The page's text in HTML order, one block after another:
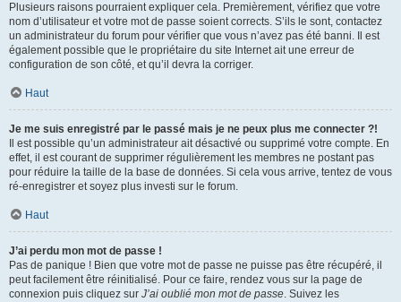
Plusieurs raisons pourraient expliquer cela. Premièrement, vérifiez que votre
nom d’utilisateur et votre mot de passe soient corrects. S’ils le sont, contactez
un administrateur du forum pour vérifier que vous n’avez pas été banni. Il est
également possible que le propriétaire du site Internet ait une erreur de
configuration de son côté, et qu’il devra la corriger.
Haut
Je me suis enregistré par le passé mais je ne peux plus me connecter ?!
Il est possible qu’un administrateur ait désactivé ou supprimé votre compte. En
effet, il est courant de supprimer régulièrement les membres ne postant pas
pour réduire la taille de la base de données. Si cela vous arrive, tentez de vous
ré-enregistrer et soyez plus investi sur le forum.
Haut
J’ai perdu mon mot de passe !
Pas de panique ! Bien que votre mot de passe ne puisse pas être récupéré, il
peut facilement être réinitialisé. Pour ce faire, rendez vous sur la page de
connexion puis cliquez sur J’ai oublié mon mot de passe. Suivez les